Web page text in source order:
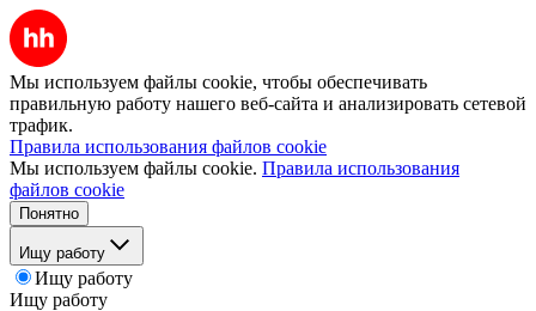
Мы используем файлы cookie, чтобы обеспечивать
правильную работу нашего веб-сайта и анализировать сетевой
трафик.
Правила использования файлов cookie
Мы используем файлы cookie. Правила использования
файлов cookie
Понятно
Ищу работу
Ищу работу
Ищу работу